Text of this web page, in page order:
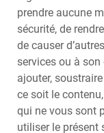
prendre aucune
sécurité, de
de causer
services ou à
ajouter,
ce soit le
qui ne vous sont
utiliser le présent